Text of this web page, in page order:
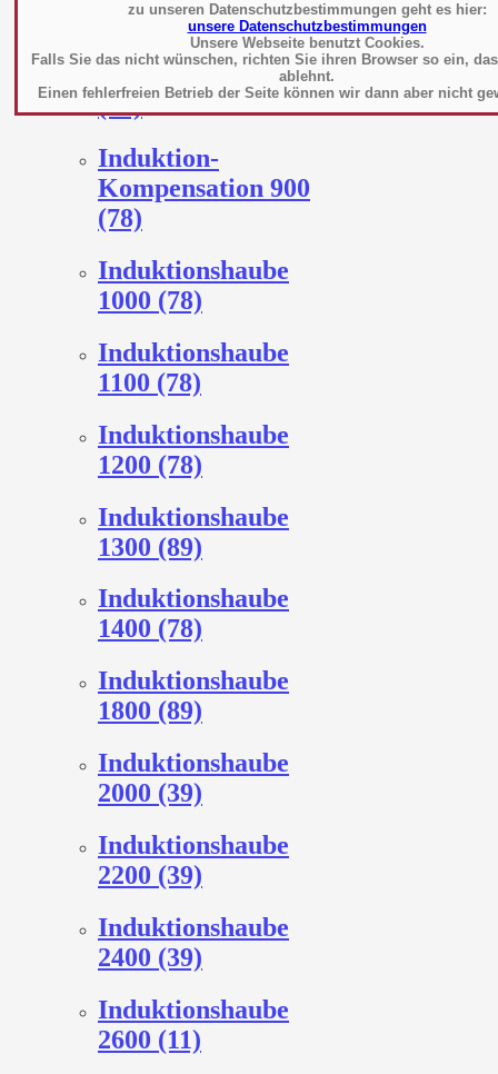
zu unseren Datenschutzbestimmungen geht es hier:
unsere Datenschutzbestimmungen
Unsere Webseite benutzt Cookies.
Falls Sie das nicht wünschen, richten Sie ihren Browser so ein,
ablehnt.
Einen fehlerfreien Betrieb der Seite können wir dann aber nicht
Induktion-
Kompensation 2400
(78)
Induktion-
Kompensation 900
(78)
Induktionshaube
1000 (78)
Induktionshaube
1100 (78)
Induktionshaube
1200 (78)
Induktionshaube
1300 (89)
Induktionshaube
1400 (78)
Induktionshaube
1800 (89)
Induktionshaube
2000 (39)
Induktionshaube
2200 (39)
Induktionshaube
2400 (39)
Induktionshaube
2600 (11)